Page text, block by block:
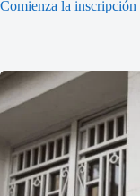
Comienza la